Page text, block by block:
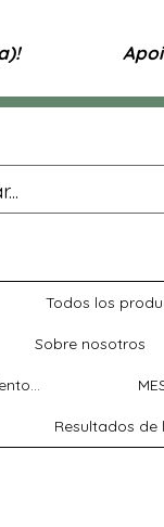
Todos los
Sobre nosotros
Resultados de